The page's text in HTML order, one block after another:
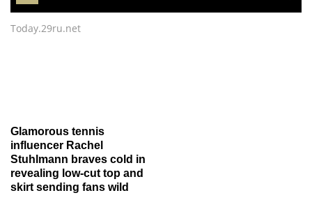
Today.29ru.net
Glamorous tennis
influencer Rachel
Stuhlmann braves cold in
revealing low-cut top and
skirt sending fans wild